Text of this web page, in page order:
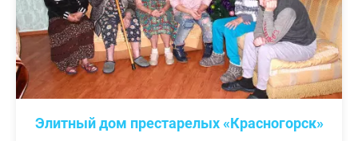
Элитный дом престарелых «Красногорск»